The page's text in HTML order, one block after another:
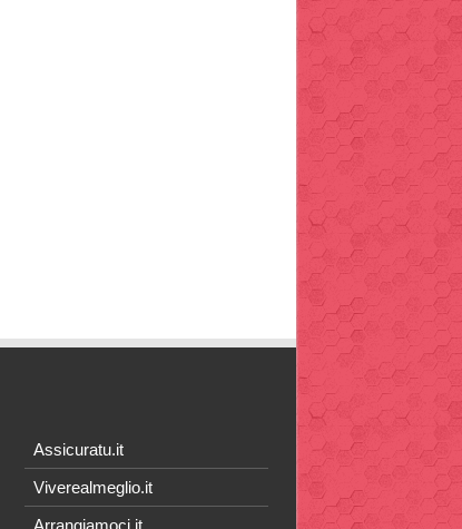
Assicuratu.it
Viverealmeglio.it
Arrangiamoci.it